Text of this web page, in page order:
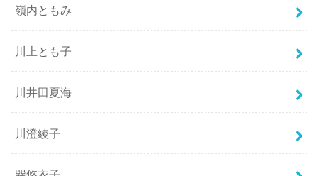
嶺内ともみ
川上とも子
川井田夏海
川澄綾子